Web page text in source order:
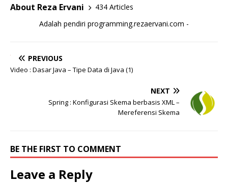
About Reza Ervani
434 Articles
Adalah pendiri programming.rezaervani.com -
PREVIOUS
Video : Dasar Java – Tipe Data di Java (1)
NEXT
Spring : Konfigurasi Skema berbasis XML –
Mereferensi Skema
BE THE FIRST TO COMMENT
Leave a Reply